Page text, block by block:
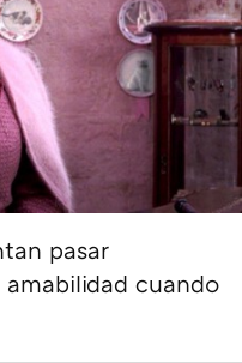
pasar
cuando